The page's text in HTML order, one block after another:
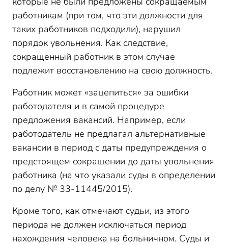
работникам (при том, что эти должности для
таких работников подходили), нарушил
порядок увольнения. Как следствие,
сокращенный работник в этом случае
подлежит восстановлению на свою должность.
Работник может «зацепиться» за ошибки
работодателя и в самой процедуре
предложения вакансий. Например, если
работодатель не предлагал альтернативные
вакансии в период с даты предупреждения о
предстоящем сокращении до даты увольнения
работника (на что указали суды в определении
по делу № 33-11445/2015).
Кроме того, как отмечают судьи, из этого
периода не должен исключаться период
нахождения человека на больничном. Суды и